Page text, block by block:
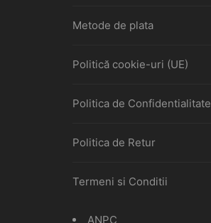
Metode de plata
Politică cookie-uri (UE)
Politica de Confidentialitate
Politica de Retur
Termeni si Conditii
ANPC